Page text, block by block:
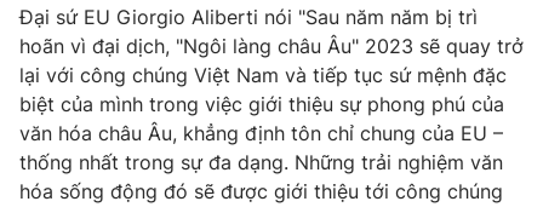
Đại sứ EU Giorgio Aliberti nói "Sau năm năm bị trì
hoãn vì đại dịch, "Ngôi làng châu Âu" 2023 sẽ quay trở
lại với công chúng Việt Nam và tiếp tục sứ mệnh đặc
biệt của mình trong việc giới thiệu sự phong phú của
văn hóa châu Âu, khẳng định tôn chỉ chung của EU –
thống nhất trong sự đa dạng. Những trải nghiệm văn
hóa sống động đó sẽ được giới thiệu tới công chúng